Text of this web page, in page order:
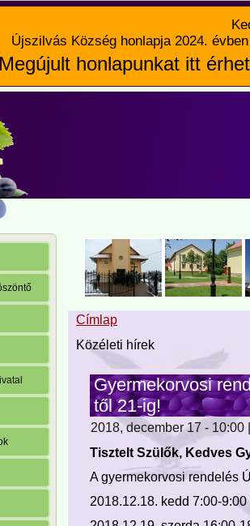
Újszilvás Község honlapja 2024.
Megújult honlapunkat itt
Címlap
Közéleti hírek
Gyermekorvosi
től 21-ig!
2018, december 17 - 10:00
Tisztelt Szülők, Kedves
A gyermekorvosi rendelés
2018.12.18. kedd 7:00-